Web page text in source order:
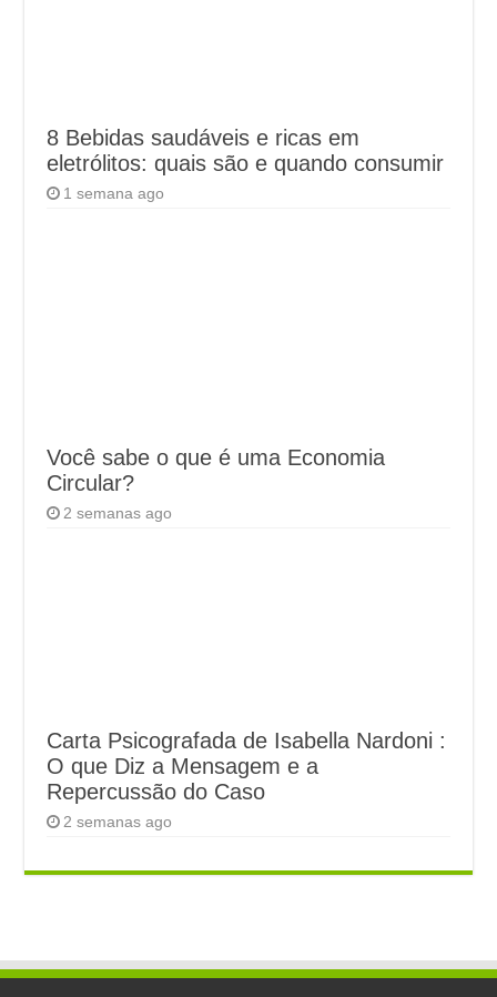
8 Bebidas saudáveis e ricas em
eletrólitos: quais são e quando consumir
1 semana ago
Você sabe o que é uma Economia
Circular?
2 semanas ago
Carta Psicografada de Isabella Nardoni :
O que Diz a Mensagem e a
Repercussão do Caso
2 semanas ago